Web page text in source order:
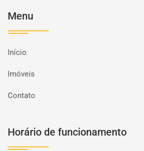
Menu
Início
Imóveis
Contato
Horário de funcionamento